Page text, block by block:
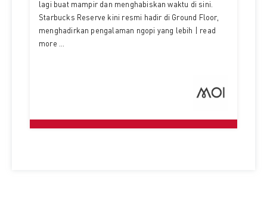
lagi buat mampir dan menghabiskan waktu di sini.
Starbucks Reserve kini resmi hadir di Ground Floor,
menghadirkan pengalaman ngopi yang lebih | read
more ...